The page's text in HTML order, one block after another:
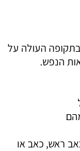
העולה על
הנפש.
ראש, כאב או